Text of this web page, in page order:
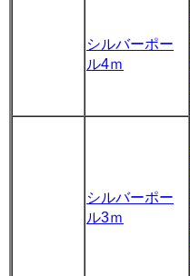
シルバーポー
ル4ｍ
シルバーポー
ル3ｍ